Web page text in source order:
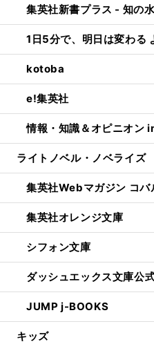
集英社新書プラス - 知の
1日5分で、明日は変わる
kotoba
e!集英社
情報・知識＆オピニオン
ライトノベル・ノベライズ
集英社Webマガジン コバ
集英社オレンジ文庫
シフォン文庫
ダッシュエックス文庫公
JUMP j-BOOKS
キッズ